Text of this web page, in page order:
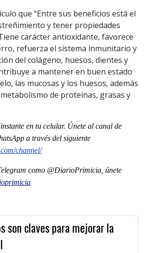
que “Entre sus beneficios está el
y tener propiedades
carácter antioxidante, favorece
refuerza el sistema inmunitario y
del colágeno, huesos, dientes y
a mantener en buen estado
las mucosas y los huesos, además
de proteínas, grasas y
en tu celular. Únete al canal de
a través del siguiente
channel/
como @DiarioPrimicia, únete
son claves para mejorar la